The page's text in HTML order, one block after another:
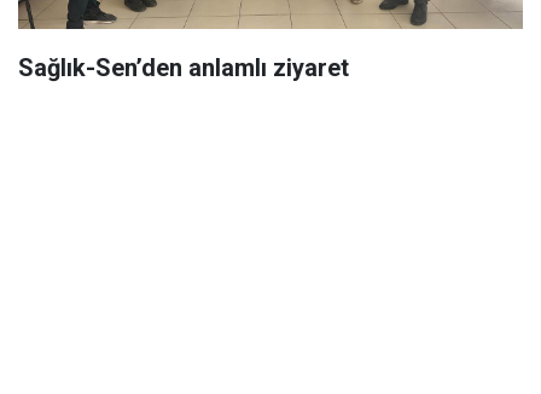
Sağlık-Sen’den anlamlı ziyaret